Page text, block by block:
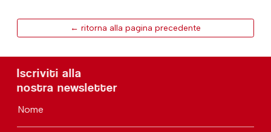
← ritorna alla pagina precedente
Iscriviti alla
nostra newsletter
Nome